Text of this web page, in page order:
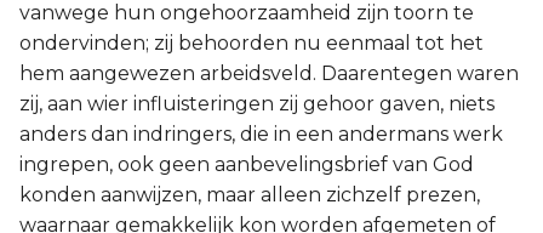
vanwege hun ongehoorzaamheid zijn toorn te
ondervinden; zij behoorden nu eenmaal tot het
hem aangewezen arbeidsveld. Daarentegen waren
zij, aan wier influisteringen zij gehoor gaven, niets
anders dan indringers, die in een andermans werk
ingrepen, ook geen aanbevelingsbrief van God
konden aanwijzen, maar alleen zichzelf prezen,
waarnaar gemakkelijk kon worden afgemeten of